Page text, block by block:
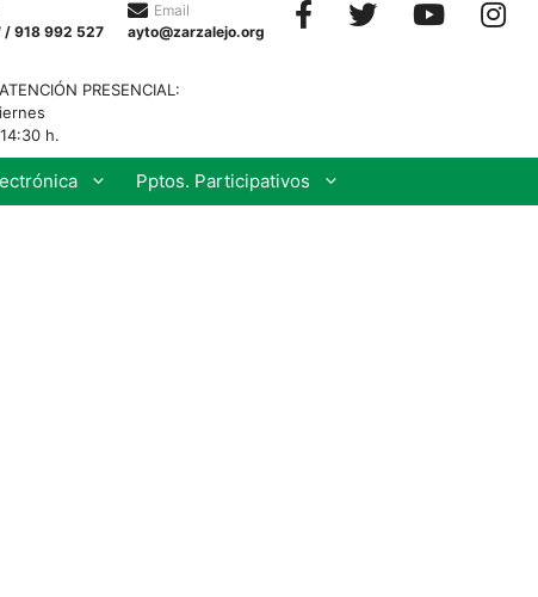
/ 918 992 527
Email
ayto@zarzalejo.org
PRESENCIAL:
h.
Pptos. Participativos